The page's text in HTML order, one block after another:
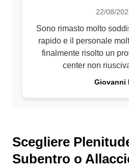
22/08/
Sono rimasto molto
rapido e il personale
finalmente risolto un
center non
Giovanni
Scegliere
Subentro o